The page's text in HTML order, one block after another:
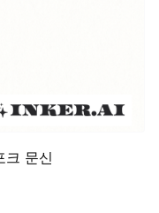
크 문신